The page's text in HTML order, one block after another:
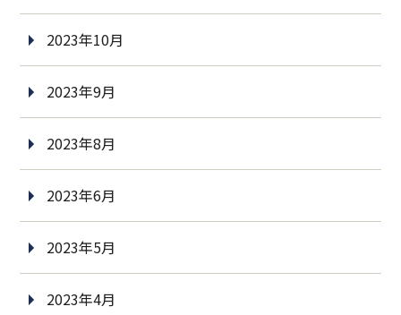
2023年10月
2023年9月
2023年8月
2023年6月
2023年5月
2023年4月